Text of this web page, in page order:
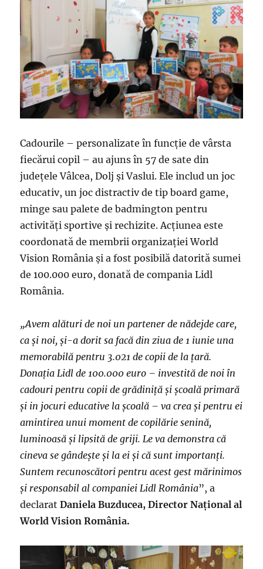
Cadourile – personalizate în funcție de vârsta
fiecărui copil – au ajuns în 57 de sate din
județele Vâlcea, Dolj și Vaslui. Ele includ un joc
educativ, un joc distractiv de tip board game,
minge sau palete de badmington pentru
activități sportive și rechizite. Acțiunea este
coordonată de membrii organizației World
Vision România și a fost posibilă datorită sumei
de 100.000 euro, donată de compania Lidl
România.
„Avem alături de noi un partener de nădejde care,
ca și noi, și-a dorit sa facă din ziua de 1 iunie una
memorabilă pentru 3.021 de copii de la țară.
Donația Lidl de 100.000 euro – investită de noi în
cadouri pentru copii de grădiniță și școală primară
și in jocuri educative la școală – va crea și pentru ei
amintirea unui moment de copilărie senină,
luminoasă și lipsită de griji. Le va demonstra că
cineva se gândește și la ei și că sunt importanți.
Suntem recunoscători pentru acest gest mărinimos
și responsabil al companiei Lidl România”, a
declaratDaniela Buzducea, Director Național al
World Vision România.